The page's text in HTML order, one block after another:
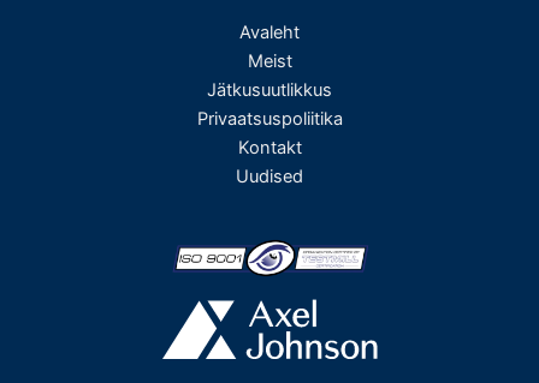
Avaleht
Meist
Jätkusuutlikkus
Privaatsuspoliitika
Kontakt
Uudised